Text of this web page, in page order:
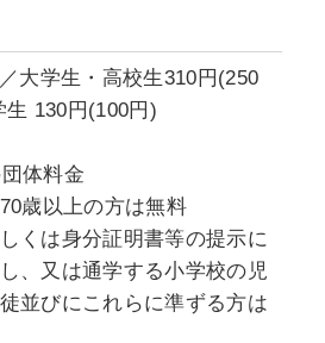
大学生・高校生310円(250
生 130円(100円)
体料金
歳以上の方は無料
くは身分証明書等の提示に
、又は通学する小学校の児
並びにこれらに準ずる方は